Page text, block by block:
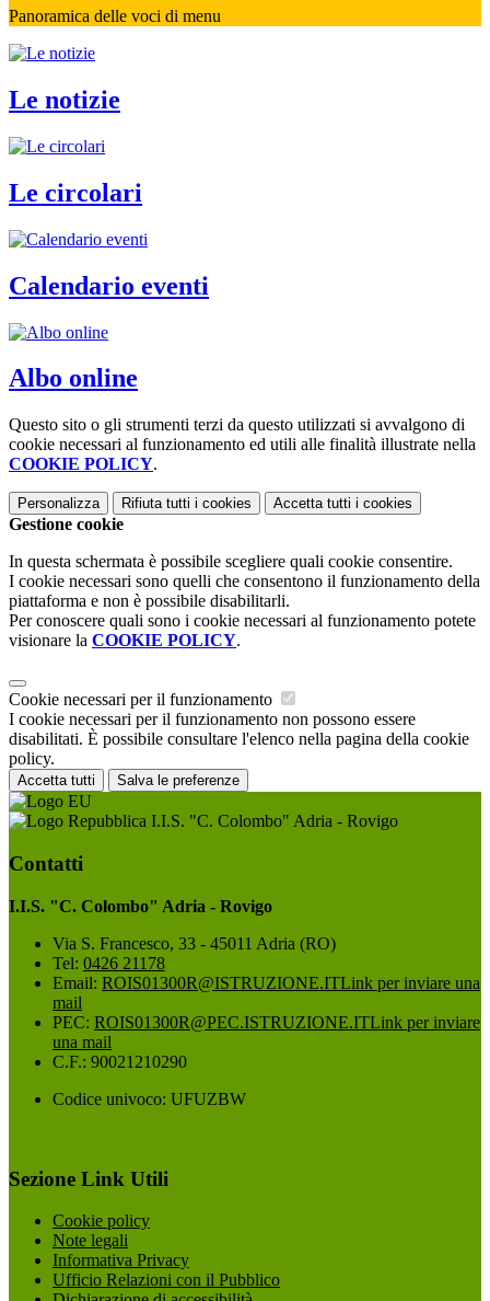
Panoramica delle voci di menu
Le notizie
Le circolari
Calendario eventi
Albo online
Questo sito o gli strumenti terzi da questo utilizzati si avvalgono di
cookie necessari al funzionamento ed utili alle finalità illustrate nella
COOKIE POLICY.
Personalizza Rifiuta tutti i cookies Accetta tutti i cookies
Gestione cookie
In questa schermata è possibile scegliere quali cookie consentire.
I cookie necessari sono quelli che consentono il funzionamento della
piattaforma e non è possibile disabilitarli.
Per conoscere quali sono i cookie necessari al funzionamento potete
visionare la COOKIE POLICY.
Cookie necessari per il funzionamento
I cookie necessari per il funzionamento non possono essere
disabilitati. È possibile consultare l'elenco nella pagina della cookie
policy.
Accetta tutti Salva le preferenze
I.I.S. "C. Colombo" Adria - Rovigo
Contatti
I.I.S. "C. Colombo" Adria - Rovigo
Via S. Francesco, 33 - 45011 Adria (RO)
Tel: 0426 21178
Email: ROIS01300R@ISTRUZIONE.ITLink per inviare una
mail
PEC: ROIS01300R@PEC.ISTRUZIONE.ITLink per inviare
una mail
C.F.: 90021210290
Codice univoco: UFUZBW
Sezione Link Utili
Cookie policy
Note legali
Informativa Privacy
Ufficio Relazioni con il Pubblico